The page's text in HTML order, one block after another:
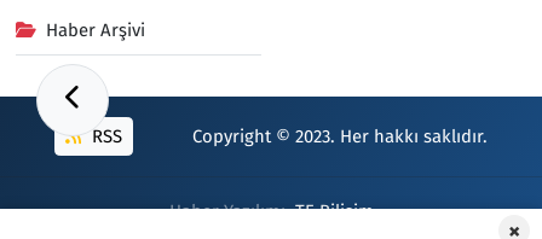
×
Haber Arşivi
RSS Copyright © 2023. Her hakkı saklıdır.
Haber Yazılımı:TE Bilişim